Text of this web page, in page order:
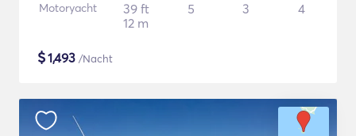
Motoryacht
39 ft
12 m
5 3 4
$1,493 /Nacht